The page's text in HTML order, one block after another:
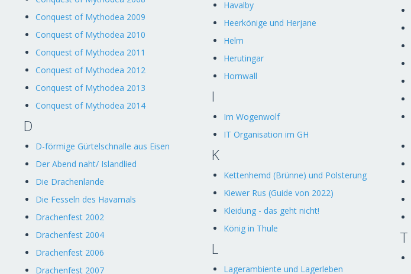
Conquest of Mythodea 2009
Conquest of Mythodea 2010
Conquest of Mythodea 2011
Conquest of Mythodea 2012
Conquest of Mythodea 2013
Conquest of Mythodea 2014
D
D-förmige Gürtelschnalle aus Eisen
Der Abend naht/ Islandlied
Die Drachenlande
Die Fesseln des Havamals
Drachenfest 2002
Drachenfest 2004
Drachenfest 2006
Drachenfest 2007
Havalby
Heerkönige und Herjane
Helm
Herutingar
Hornwall
I
Im Wogenwolf
IT Organisation im GH
K
Kettenhemd (Brünne) und Polsterung
Kiewer Rus (Guide von 2022)
Kleidung - das geht nicht!
König in Thule
L
Lagerambiente und Lagerleben
T